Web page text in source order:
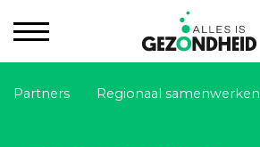
Partners Regionaal samenwerken